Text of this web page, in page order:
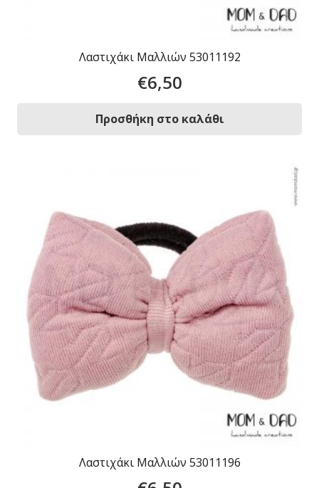
Λαστιχάκι Μαλλιών 53011192
€6,50
Προσθήκη στο καλάθι
Λαστιχάκι Μαλλιών 53011196